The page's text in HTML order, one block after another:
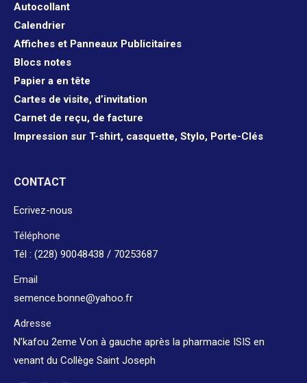
Autocollant
Calendrier
Affiches et Panneaux Publicitaires
Blocs notes
Papier a en tête
Cartes de visite, d’invitation
Carnet de reçu, de facture
Impression sur T-shirt, casquette, Stylo, Porte-Clés
CONTACT
Ecrivez-nous
Téléphone
Tél : (228) 90048438 / 70253687
Email
semence.bonne@yahoo.fr
Adresse
N’kafou 2eme Von à gauche après la pharmacie ISIS en
venant du Collège Saint Joseph